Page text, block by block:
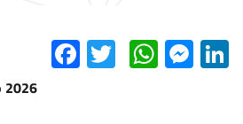
Facebook
Twitter
2026